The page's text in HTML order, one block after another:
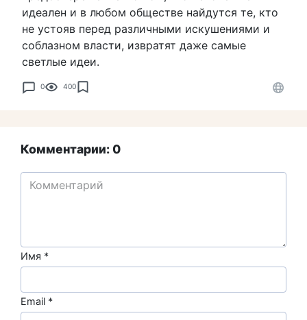
идеален и в любом обществе найдутся те, кто
не устояв перед различными искушениями и
соблазном власти, извратят даже самые
светлые идеи.
0 400
Комментарии: 0
Имя *
Email *